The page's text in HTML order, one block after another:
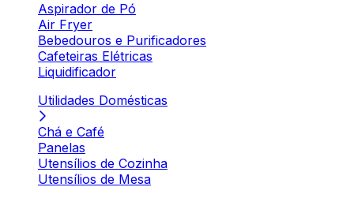
Aspirador de Pó
Air Fryer
Bebedouros e Purificadores
Cafeteiras Elétricas
Liquidificador
Utilidades Domésticas
Chá e Café
Panelas
Utensílios de Cozinha
Utensílios de Mesa